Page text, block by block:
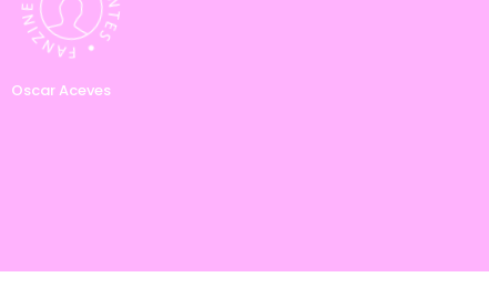
Oscar Aceves